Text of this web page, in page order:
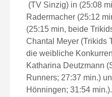
(TV Sinzig) in (25:08
Radermacher (25:12
(25:15 min, beide
Chantal Meyer (Trikids
die weibliche
Katharina Deutzmann
Runners; 27:37 min.)
Hönningen; 31:54 min.).